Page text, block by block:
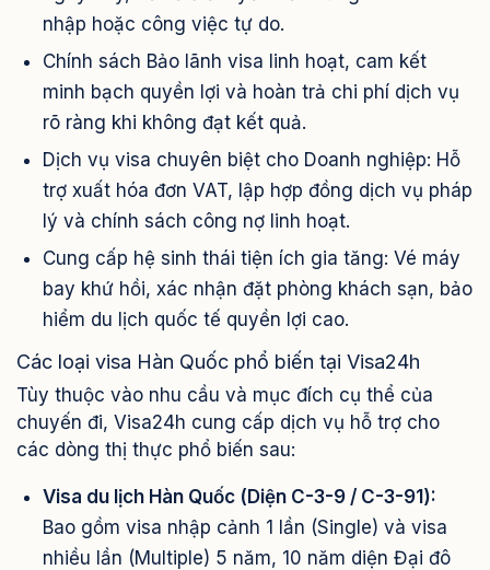
nhập hoặc công việc tự do.
Chính sách Bảo lãnh visa linh hoạt, cam kết
minh bạch quyền lợi và hoàn trả chi phí dịch vụ
rõ ràng khi không đạt kết quả.
Dịch vụ visa chuyên biệt cho Doanh nghiệp: Hỗ
trợ xuất hóa đơn VAT, lập hợp đồng dịch vụ pháp
lý và chính sách công nợ linh hoạt.
Cung cấp hệ sinh thái tiện ích gia tăng: Vé máy
bay khứ hồi, xác nhận đặt phòng khách sạn, bảo
hiểm du lịch quốc tế quyền lợi cao.
Các loại visa Hàn Quốc phổ biến tại Visa24h
Tùy thuộc vào nhu cầu và mục đích cụ thể của
chuyến đi, Visa24h cung cấp dịch vụ hỗ trợ cho
các dòng thị thực phổ biến sau:
Visa du lịch Hàn Quốc (Diện C-3-9 / C-3-91):
Bao gồm visa nhập cảnh 1 lần (Single) và visa
nhiều lần (Multiple) 5 năm, 10 năm diện Đại đô